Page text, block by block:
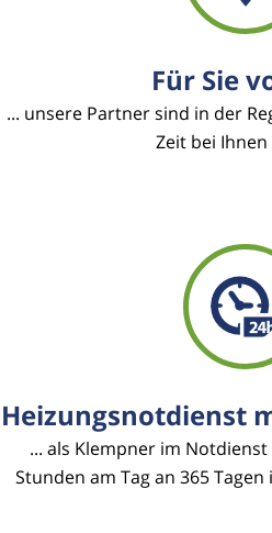
Für Sie
... unsere Partner sind in der
Zeit bei
Heizungsnotdienst
... als Klempner im
Stunden am Tag an 365 Tagen